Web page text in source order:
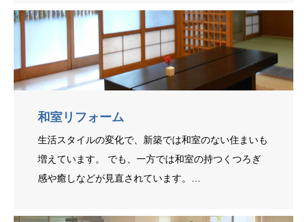
和室リフォーム
生活スタイルの変化で、新築では和室のない住まいも
増えています。 でも、一方では和室の持つくつろぎ
感や癒しなどが見直されています。…